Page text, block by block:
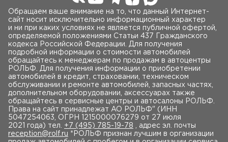
Обращаем ваше внимание на то, что данный Интернет-
сайт носит исключительно информационный характер
и ни при каких условиях не является публичной офертой,
определяемой положениями Статьи 437 Гражданского
кодекса Российской Федерации. Для получения
подробной информации о стоимости автомобилей
обращайтесь к менеджерам по продажам в автоцентры
РОЛЬФ. Для получения информации о приобретении
автомобилей в кредит, страховании, техническом
обслуживании и ремонте автомобилей, запасных частях,
дополнительном оборудовании, аксессуарах также
обращайтесь в сервисные центры и автосалоны РОЛЬФ.
Права на сайт принадлежат AO РОЛЬФ" (ИНН
5047254063, ОГРН 1215000076279 от 27 июля
2021 года) тел. +7 (495) 785-19-78 , адрес эл. почты
reception@rolf.ru *РОЛЬФ признан лучшим в организации